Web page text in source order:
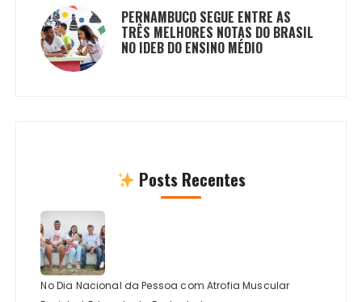
PERNAMBUCO SEGUE ENTRE AS
TRÊS MELHORES NOTAS DO BRASIL
NO IDEB DO ENSINO MÉDIO
Posts Recentes
No Dia Nacional da Pessoa com Atrofia Muscular